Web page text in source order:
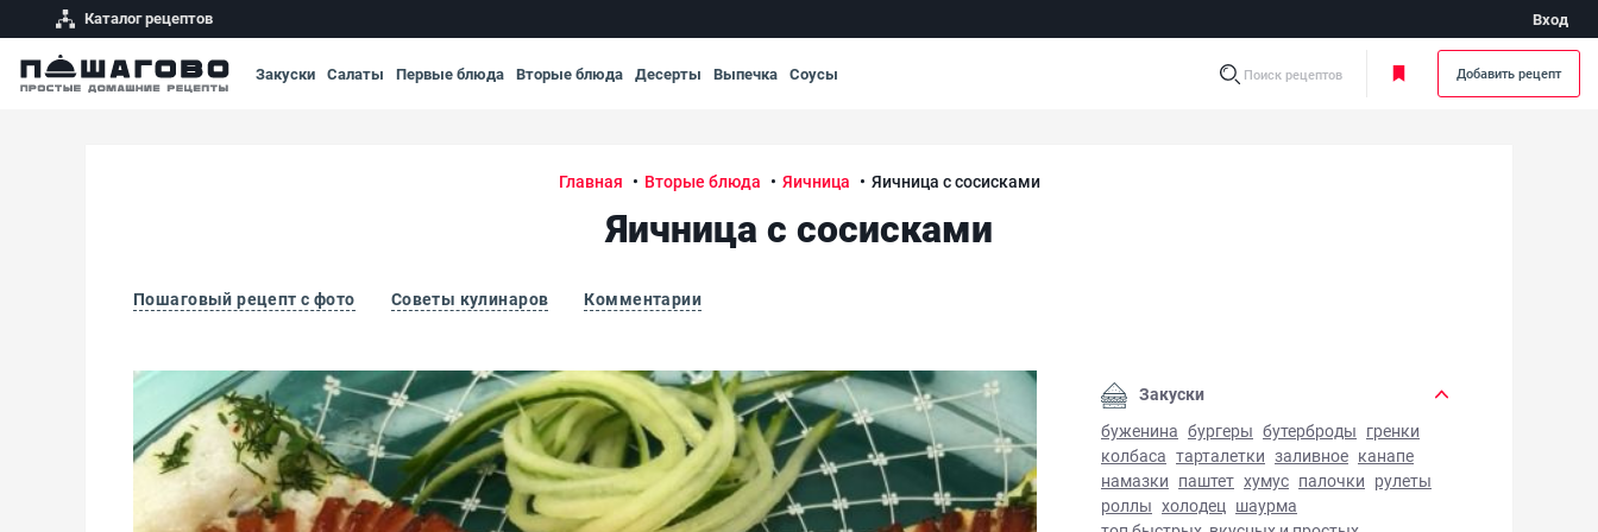
Каталог рецептов Вход
Закуски Салаты Первые блюда Вторые блюда Десерты Выпечка Соусы Поиск рецептов Добавить рецепт
Главная Вторые блюда Яичница Яичница с сосисками
Яичница с сосисками
Пошаговый рецепт с фото Советы кулинаров Комментарии
Яичница с сосисками Яичница с сосисками - фото готового блюда
Закуски
буженина бургеры бутерброды гренки
колбаса тарталетки заливное канапе
намазки паштет хумус палочки рулеты
роллы холодец шаурма